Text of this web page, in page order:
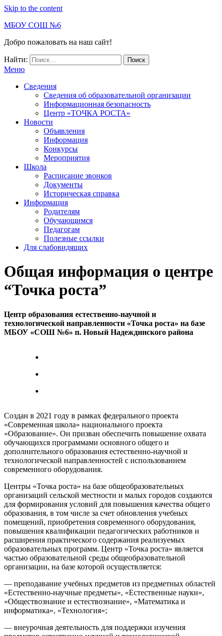
Skip to the content
МБОУ СОШ №6
Добро пожаловать на наш сайт!
Найти:
Меню
Сведения
Сведения об образовательной организации
Информационная безопасность
Центр «ТОЧКА РОСТА»
Новости
Объявления
Информация
Конкурсы
Мероприятия
Школа
Расписание звонков
Документы
Историческая справка
Информация
Родителям
Обучающимся
Педагогам
Полезные ссылки
Для слабовидящих
Общая информация о центре
“Точка роста”
Центр образования естественно-научной и
технологической направленности «Точка роста» на базе
МБОУ «СОШ №6» п. Новый Надеждинского района
Создан в 2021 году в рамках федерального проекта
«Современная школа» национального проекта
«Образование». Он призван обеспечить повышение охвата
обучающихся программами основного общего и
дополнительного образования естественно-научной и
технологической направленностей с использованием
современного оборудования.
Центры «Точка роста» на базе общеобразовательных
организаций сельской местности и малых городов создаются
для формирования условий для повышения качества общего
образования, в том числе за счет обновления учебных
помещений, приобретения современного оборудования,
повышения квалификации педагогических работников и
расширения практического содержания реализуемых
образовательных программ. Центр «Точка роста» является
частью образовательной среды общеобразовательной
организации, на базе которой осуществляется:
— преподавание учебных предметов из предметных областей
«Естественно-научные предметы», «Естественные науки»,
«Обществознание и естествознание», «Математика и
информатика», «Технология»;
— внеурочная деятельность для поддержки изучения